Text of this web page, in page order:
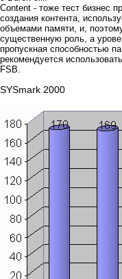
Content - тоже тест бизнес
создания контента,
объемами памяти, и,
существенную роль, а
пропускная способностью
рекомендуется
FSB.
SYSmark 2000